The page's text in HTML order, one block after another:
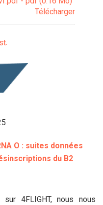
Télécharger
O : suites données
du B2
4FLIGHT, nous nous